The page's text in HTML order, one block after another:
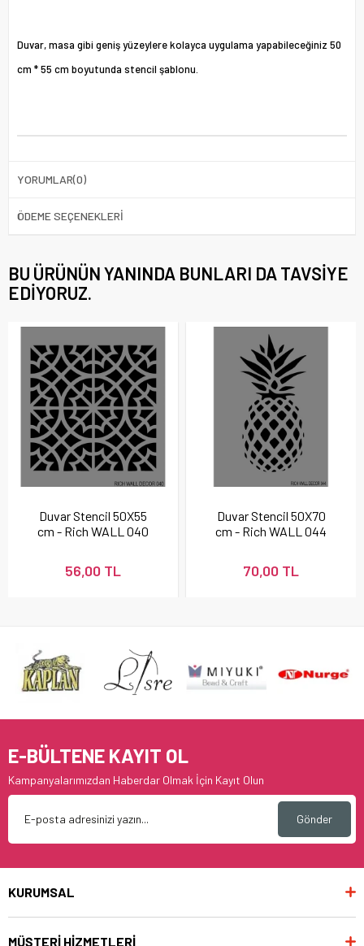
Duvar, masa gibi geniş yüzeylere kolayca uygulama yapabileceğiniz 50
cm * 55 cm boyutunda stencil şablonu.
YORUMLAR(0)
ÖDEME SEÇENEKLERI
BU ÜRÜNÜN YANINDA BUNLARI DA TAVSIYE
EDIYORUZ.
Duvar Stencil 50X55
cm - Rich WALL 040
56,00 TL
Duvar Stencil 50X70
cm - Rich WALL 044
70,00 TL
E-BÜLTENE KAYIT OL
Kampanyalarımızdan Haberdar Olmak İçin Kayıt Olun
Gönder
KURUMSAL
MÜŞTERİ HİZMETLERİ